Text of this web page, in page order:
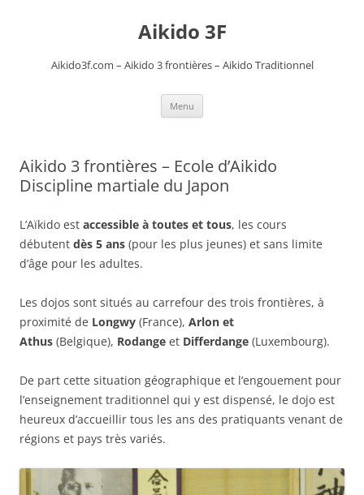
Aikido 3F
Aikido3f.com – Aikido 3 frontières – Aikido Traditionnel
Menu
Aikido 3 frontières – Ecole d’Aikido
Discipline martiale du Japon
L’Aïkido est accessible à toutes et tous, les cours
débutent dès 5 ans (pour les plus jeunes) et sans limite
d’âge pour les adultes.
Les dojos sont situés au carrefour des trois frontières, à
proximité de Longwy (France), Arlon et
Athus (Belgique), Rodange et Differdange (Luxembourg).
De part cette situation géographique et l’engouement pour
l’enseignement traditionnel qui y est dispensé, le dojo est
heureux d’accueillir tous les ans des pratiquants venant de
régions et pays très variés.